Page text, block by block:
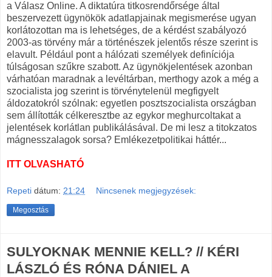
a Válasz Online. A diktatúra titkosrendőrsége által
beszervezett ügynökök adatlapjainak megismerése ugyan
korlátozottan ma is lehetséges, de a kérdést szabályozó
2003-as törvény már a történészek jelentős része szerint is
elavult. Például pont a hálózati személyek definíciója
túlságosan szűkre szabott. Az ügynökjelentések azonban
várhatóan maradnak a levéltárban, merthogy azok a még a
szocialista jog szerint is törvénytelenül megfigyelt
áldozatokról szólnak: egyetlen posztszocialista országban
sem állították célkeresztbe az egykor meghurcoltakat a
jelentések korlátlan publikálásával. De mi lesz a titokzatos
mágnesszalagok sorsa? Emlékezetpolitikai háttér...
ITT OLVASHATÓ
Repeti dátum: 21:24 Nincsenek megjegyzések:
Megosztás
SULYOKNAK MENNIE KELL? // KÉRI
LÁSZLÓ ÉS RÓNA DÁNIEL A